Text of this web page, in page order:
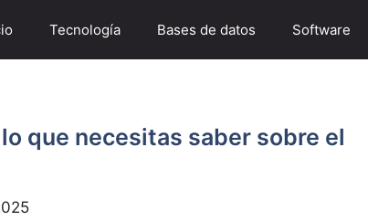
Tecnología Bases de datos Software
que necesitas saber sobre el